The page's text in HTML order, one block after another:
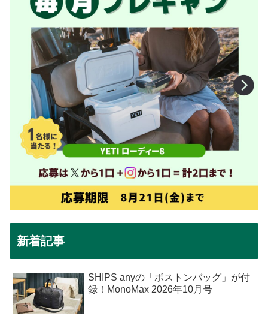
新着記事
SHIPS anyの「ボストンバッグ」が付
録！MonoMax 2026年10月号